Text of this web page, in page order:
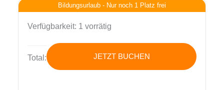
Bildungsurlaub - Nur noch 1 Platz frei
Verfügbarkeit: 1 vorrätig
Total:
Stressbewältigung
&
JETZT BUCHEN